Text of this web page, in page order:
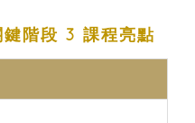
階段 3 課程亮點